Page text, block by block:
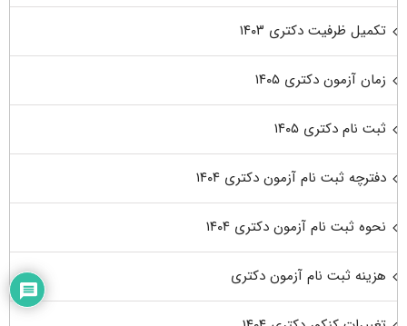
تکمیل ظرفیت دکتری ۱۴۰۳
زمان آزمون دکتری ۱۴۰۵
ثبت نام دکتری ۱۴۰۵
دفترچه ثبت نام آزمون دکتری ۱۴۰۴
نحوه ثبت نام آزمون دکتری ۱۴۰۴
هزینه ثبت نام آزمون دکتری